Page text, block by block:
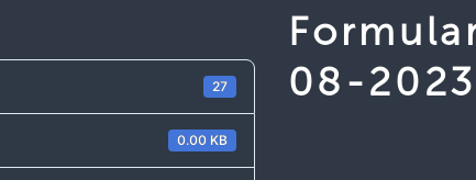
27
0.00 KB
08-2023